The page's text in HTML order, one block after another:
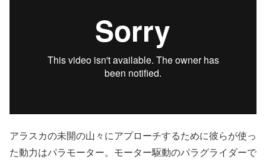
アラスカの未開の山々にアプローチするために彼らが使っ
た動力はパラモーター。モーター駆動のパラグライダーで